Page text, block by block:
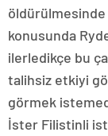
öldürülmesinde
konusunda
ilerledikçe bu
talihsiz etkiyi
görmek
İster Filistinli